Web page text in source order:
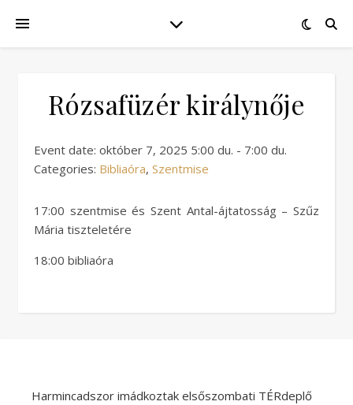
Rózsafüzér királynője
Event date: október 7, 2025 5:00 du. - 7:00 du.
Categories: Bibliaóra, Szentmise
17:00 szentmise és Szent Antal-ájtatosság – Szűz
Mária tiszteletére
18:00 bibliaóra
Harmincadszor imádkoztak elsőszombati TÉRdeplő